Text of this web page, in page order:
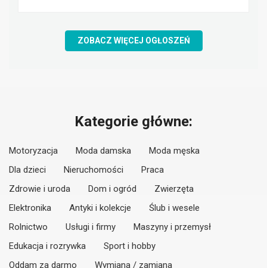
ZOBACZ WIĘCEJ OGŁOSZEŃ
Kategorie główne:
Motoryzacja Moda damska
Moda męska
Dla dzieci
Nieruchomości
Praca
Zdrowie i uroda
Dom i ogród
Zwierzęta
Elektronika
Antyki i kolekcje
Ślub i wesele
Rolnictwo
Usługi i firmy
Maszyny i przemysł
Edukacja i rozrywka
Sport i hobby
Oddam za darmo
Wymiana / zamiana